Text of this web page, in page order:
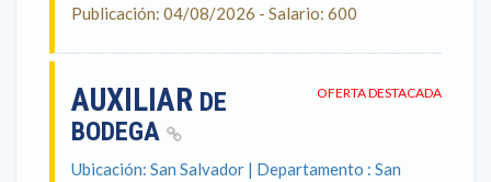
Publicación: 04/08/2026 - Salario: 600
OFERTA DESTACADA
AUXILIAR DE
BODEGA
Ubicación: San Salvador | Departamento : San